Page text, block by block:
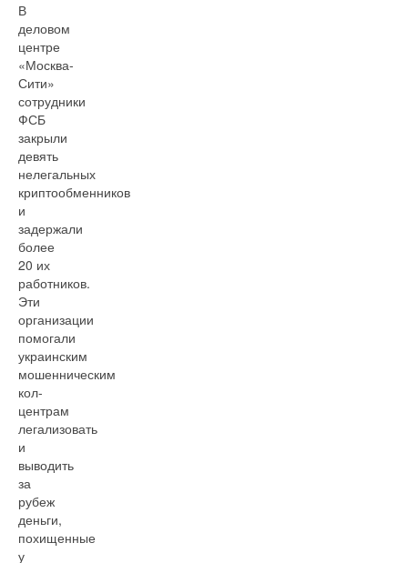
В
деловом
центре
«Москва-
Сити»
сотрудники
ФСБ
закрыли
девять
нелегальных
криптообменников
и
задержали
более
20 их
работников.
Эти
организации
помогали
украинским
мошенническим
кол-
центрам
легализовать
и
выводить
за
рубеж
деньги,
похищенные
у